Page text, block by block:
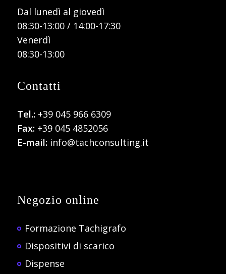
Dal lunedì al giovedì
08:30-13:00 / 14:00-17:30
Venerdì
08:30-13:00
Contatti
Tel.: +39 045 966 6309
Fax:+39 045 4852056
E-mail:info@tachconsulting.it
Negozio online
Formazione Tachigrafo
Dispositivi di scarico
Dispense